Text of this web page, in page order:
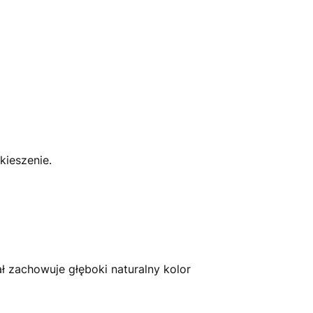
zachowuje głęboki naturalny kolor